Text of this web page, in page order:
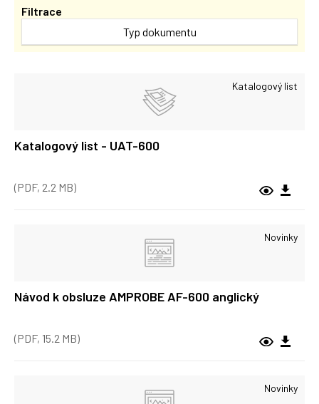
Filtrace
Typ dokumentu
Katalogový list
Katalogový list - UAT-600
(PDF, 2.2 MB)
Novinky
Návod k obsluze AMPROBE AF-600 anglický
(PDF, 15.2 MB)
Novinky